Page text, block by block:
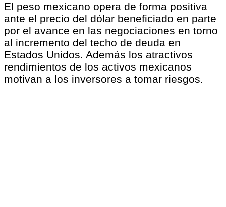
El peso mexicano opera de forma positiva
ante el precio del dólar beneficiado en parte
por el avance en las negociaciones en torno
al incremento del techo de deuda en
Estados Unidos. Además los atractivos
rendimientos de los activos mexicanos
motivan a los inversores a tomar riesgos.